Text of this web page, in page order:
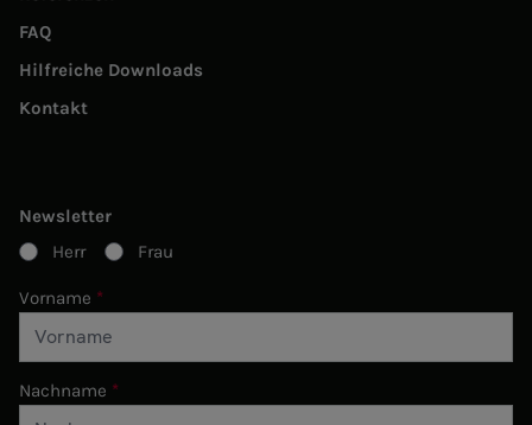
FAQ
Hilfreiche Downloads
Kontakt
Newsletter
Herr
Frau
Vorname
Nachname